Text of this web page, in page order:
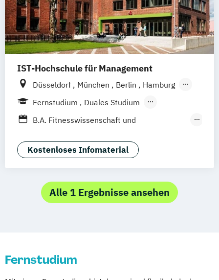
IST-Hochschule für Management
Düsseldorf München Berlin
Hamburg
Weil am Rhein
Frankfurt am Main
Fernstudium
Duales Studium
Fernlehrgang
B.A. Fitnesswissenschaft und
Betriebsökonom (FH)
Business Administration
Digital Transformation Management
Dualer MBA Health Care Management
Kostenloses Infomaterial
Alle 1 Ergebnisse ansehen
Fernstudium